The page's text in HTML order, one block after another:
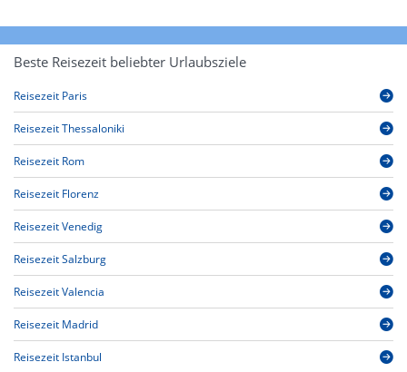
Beste Reisezeit beliebter Urlaubsziele
Reisezeit Paris
Reisezeit Thessaloniki
Reisezeit Rom
Reisezeit Florenz
Reisezeit Venedig
Reisezeit Salzburg
Reisezeit Valencia
Reisezeit Madrid
Reisezeit Istanbul